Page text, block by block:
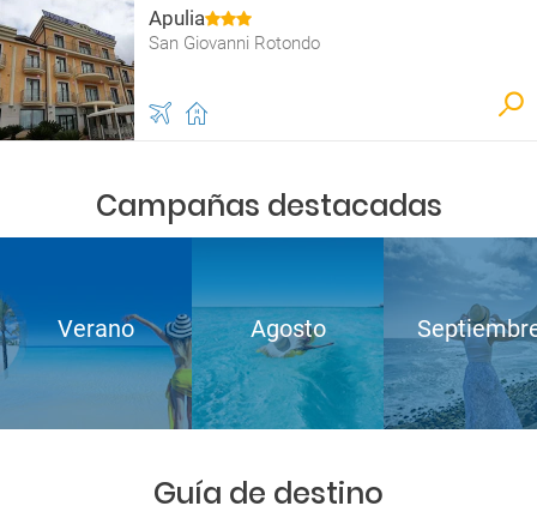
Apulia
San Giovanni Rotondo
Campañas destacadas
Verano Agosto
Guía de destino